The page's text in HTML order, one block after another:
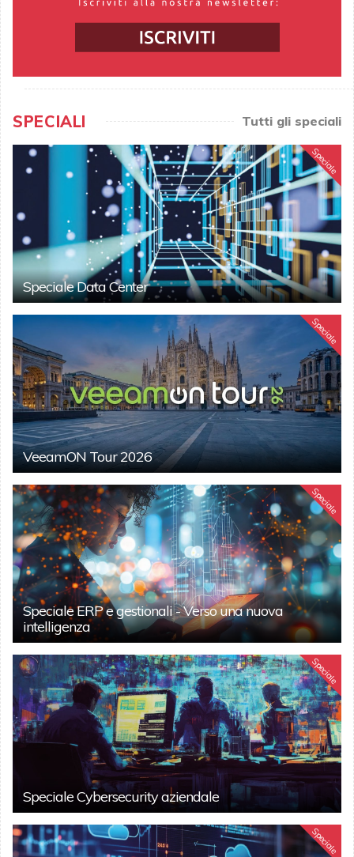
SPECIALI Tutti gli speciali
Speciale
Speciale Data Center
Speciale
VeeamON Tour 2026
Speciale
Speciale ERP e gestionali - Verso una nuova
intelligenza
Speciale
Speciale Cybersecurity aziendale
Speciale